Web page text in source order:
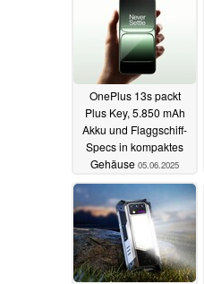
OnePlus 13s packt
Plus Key, 5.850 mAh
Akku und Flaggschiff-
Specs in kompaktes
Gehäuse 05.06.2025